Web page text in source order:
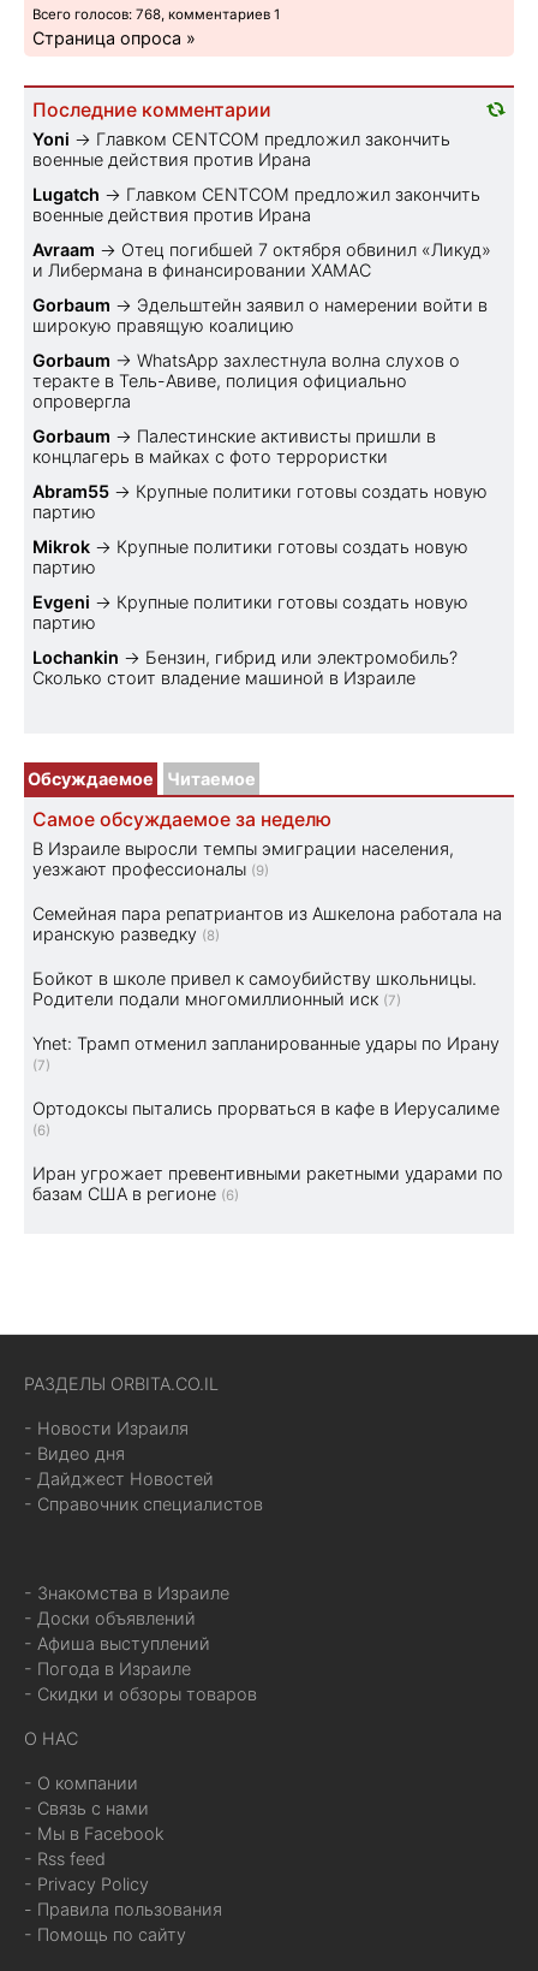
Всего голосов: 768, комментариев 1
Страница опроса »
Последние комментарии
Yoni → Главком CENTCOM предложил закончить
военные действия против Ирана
Lugatch → Главком CENTCOM предложил закончить
военные действия против Ирана
Avraam → Отец погибшей 7 октября обвинил «Ликуд»
и Либермана в финансировании ХАМАС
Gorbaum → Эдельштейн заявил о намерении войти в
широкую правящую коалицию
Gorbaum → WhatsApp захлестнула волна слухов о
теракте в Тель-Авиве, полиция официально
опровергла
Gorbaum → Палестинские активисты пришли в
концлагерь в майках с фото террористки
Abram55 → Крупные политики готовы создать новую
партию
Mikrok → Крупные политики готовы создать новую
партию
Evgeni → Крупные политики готовы создать новую
партию
Lochankin → Бензин, гибрид или электромобиль?
Cколько стоит владение машиной в Израиле
Обсуждаемое Читаемое
Самое обсуждаемое за неделю
В Израиле выросли темпы эмиграции населения,
уезжают профессионалы (9)
Семейная пара репатриантов из Ашкелона работала на
иранскую разведку (8)
Бойкот в школе привел к самоубийству школьницы.
Родители подали многомиллионный иск (7)
Ynet: Трамп отменил запланированные удары по Ирану
(7)
Ортодоксы пытались прорваться в кафе в Иерусалиме
(6)
Иран угрожает превентивными ракетными ударами по
базам США в регионе (6)
РАЗДЕЛЫ ORBITA.CO.IL
- Новости Израиля
- Видео дня
- Дайджест Новостей
- Справочник специалистов
- Знакомства в Израиле
- Доски объявлений
- Афиша выступлений
- Погода в Израиле
- Скидки и обзоры товаров
О НАС
- О компании
- Связь с нами
- Мы в Facebook
- Rss feed
- Privacy Policy
- Правила пользования
- Помощь по сайту